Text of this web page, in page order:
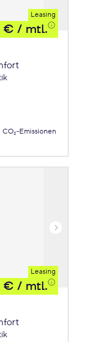
Leasing
€ / mtl.
CO₂-Emissionen
Leasing
€ / mtl.